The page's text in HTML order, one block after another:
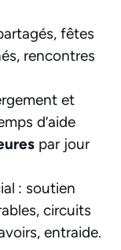
fêtes
rencontres
et
d’aide
par jour
: soutien
circuits
entraide.